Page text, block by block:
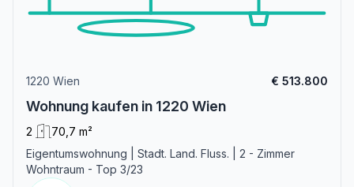
1220 Wien € 513.800
Wohnung kaufen in 1220 Wien
2
70,7 m²
Eigentumswohnung | Stadt. Land. Fluss. | 2 - Zimmer
Wohntraum - Top 3/23